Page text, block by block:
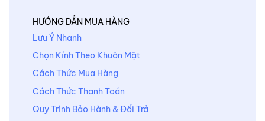
HƯỚNG DẪN MUA HÀNG
Lưu Ý Nhanh
Chọn Kính Theo Khuôn Mặt
Cách Thức Mua Hàng
Cách Thức Thanh Toán
Quy Trình Bảo Hành & Đổi Trả